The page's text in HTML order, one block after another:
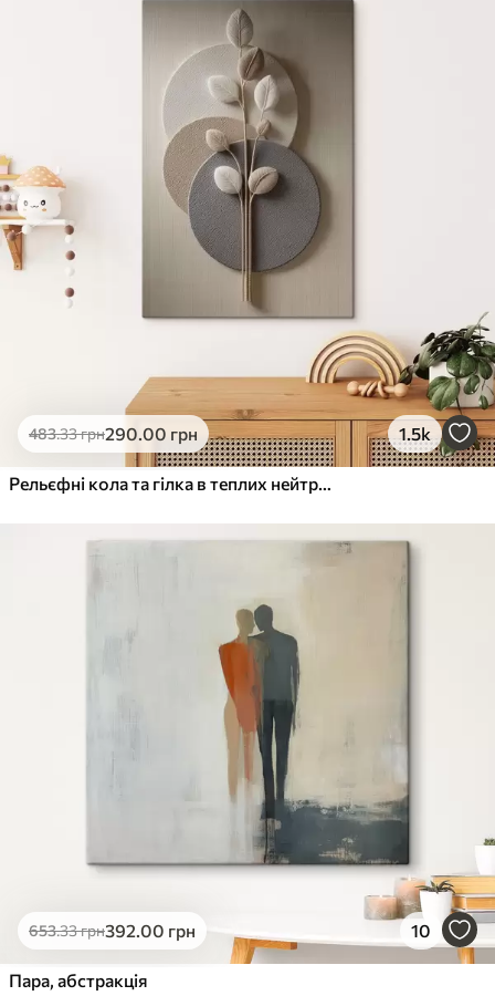
483.33грн290.00 грн 1.5k
Рельєфні кола та гілка в теплих нейтральних тонах
653.33грн392.00 грн 10
Пара, абстракція